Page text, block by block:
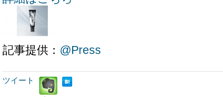
記事提供： @Press
ツイート